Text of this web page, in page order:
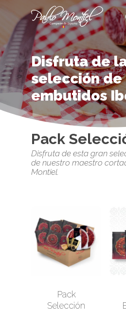
main
content
Disfruta de
selección de
embutidos
Pack
Disfruta de esta gran
de nuestro maestro
Montiel.
Pack
Selección